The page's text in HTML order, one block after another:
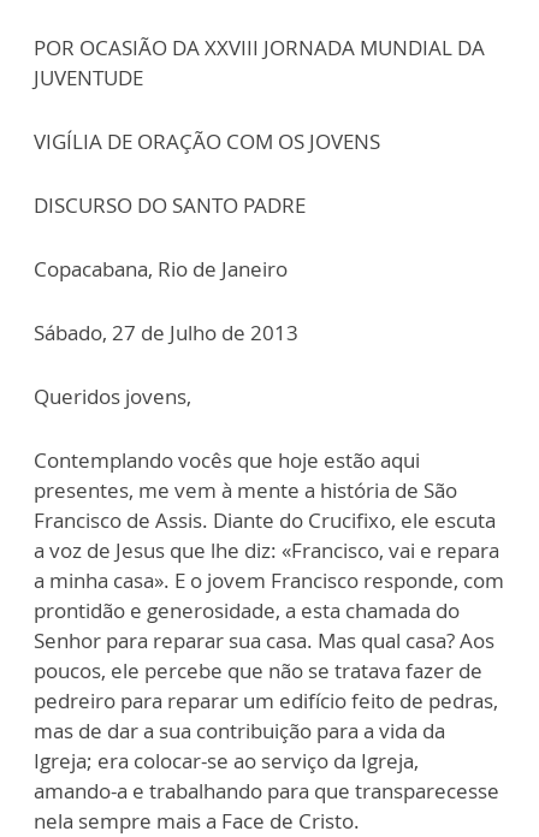
POR OCASIÃO DA XXVIII JORNADA MUNDIAL DA
JUVENTUDE
VIGÍLIA DE ORAÇÃO COM OS JOVENS
DISCURSO DO SANTO PADRE
Copacabana, Rio de Janeiro
Sábado, 27 de Julho de 2013
Queridos jovens,
Contemplando vocês que hoje estão aqui
presentes, me vem à mente a história de São
Francisco de Assis. Diante do Crucifixo, ele escuta
a voz de Jesus que lhe diz: «Francisco, vai e repara
a minha casa». E o jovem Francisco responde, com
prontidão e generosidade, a esta chamada do
Senhor para reparar sua casa. Mas qual casa? Aos
poucos, ele percebe que não se tratava fazer de
pedreiro para reparar um edifício feito de pedras,
mas de dar a sua contribuição para a vida da
Igreja; era colocar-se ao serviço da Igreja,
amando-a e trabalhando para que transparecesse
nela sempre mais a Face de Cristo.